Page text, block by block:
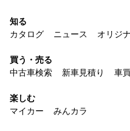
知る
カタログ
ニュース オリジ
買う・売る
中古車検索
新車見積り 車
楽しむ
マイカー
みんカラ